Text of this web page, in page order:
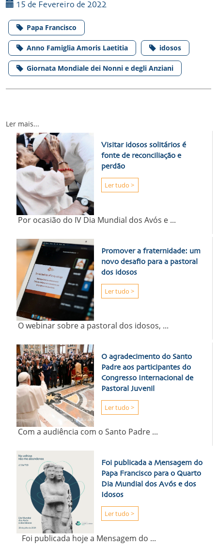
15 de Fevereiro de 2022
Papa Francisco
Anno Famiglia Amoris Laetitia idosos
Giornata Mondiale dei Nonni e degli Anziani
Ler mais...
Visitar idosos solitários é
fonte de reconciliação e
perdão
Por ocasião do IV Dia Mundial dos Avós e ...
Ler tudo >
Promover a fraternidade: um
novo desafio para a pastoral
dos idosos
O webinar sobre a pastoral dos idosos, ...
Ler tudo >
O agradecimento do Santo
Padre aos participantes do
Congresso Internacional de
Pastoral Juvenil
Com a audiência com o Santo Padre ...
Ler tudo >
Foi publicada a Mensagem do
Papa Francisco para o Quarto
Dia Mundial dos Avós e dos
Idosos
Foi publicada hoje a Mensagem do ...
Ler tudo >